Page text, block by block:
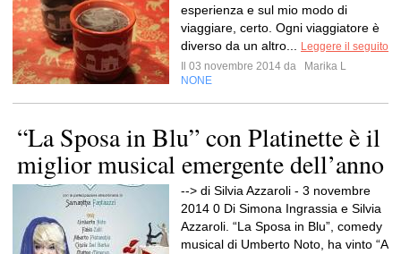
esperienza e sul mio modo di
viaggiare, certo. Ogni viaggiatore è
diverso da un altro...
Leggere il seguito
Il 03 novembre 2014 da
Marika L
NONE
“La Sposa in Blu” con Platinette è il
miglior musical emergente dell’anno
--> di Silvia Azzaroli - 3 novembre
2014 0 Di Simona Ingrassia e Silvia
Azzaroli. “La Sposa in Blu”, comedy
musical di Umberto Noto, ha vinto “A